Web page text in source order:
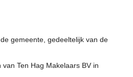
gemeente, gedeeltelijk van de
Ten Hag Makelaars BV in